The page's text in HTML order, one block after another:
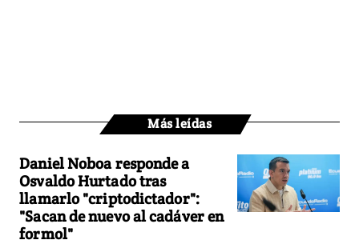
Más leídas
Daniel Noboa responde a
Osvaldo Hurtado tras
llamarlo "criptodictador":
"Sacan de nuevo al cadáver en
formol"